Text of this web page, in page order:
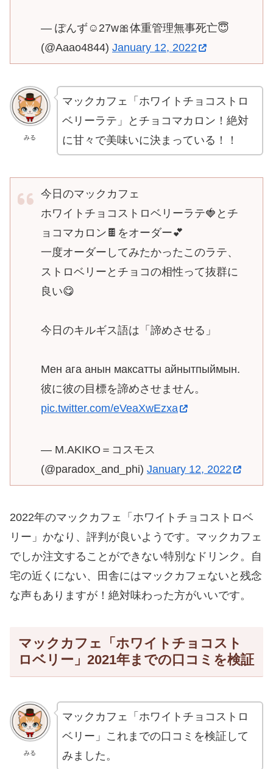
— ぽんず☺︎27w🎀体重管理無事死亡😇
(@Aaao4844) January 12, 2022
みる
マックカフェ「ホワイトチョコストロ
ベリーラテ」とチョコマカロン！絶対
に甘々で美味いに決まっている！！
今日のマックカフェ
ホワイトチョコストロベリーラテ🍓とチ
ョコマカロン🍫をオーダー💕
一度オーダーしてみたかったこのラテ、
ストロベリーとチョコの相性って抜群に
良い😋
今日のキルギス語は「諦めさせる」
Мен ага анын максатты айнытпыймын.
彼に彼の目標を諦めさせません。
pic.twitter.com/eVeaXwEzxa
— M.AKIKO＝コスモス
(@paradox_and_phi) January 12, 2022
2022年のマックカフェ「ホワイトチョコストロベ
リー」かなり、評判が良いようです。マックカフェ
でしか注文することができない特別なドリンク。自
宅の近くにない、田舎にはマックカフェないと残念
な声もありますが！絶対味わった方がいいです。
マックカフェ「ホワイトチョコスト
ロベリー」2021年までの口コミを検証
みる
マックカフェ「ホワイトチョコストロ
ベリー」これまでの口コミを検証して
みました。